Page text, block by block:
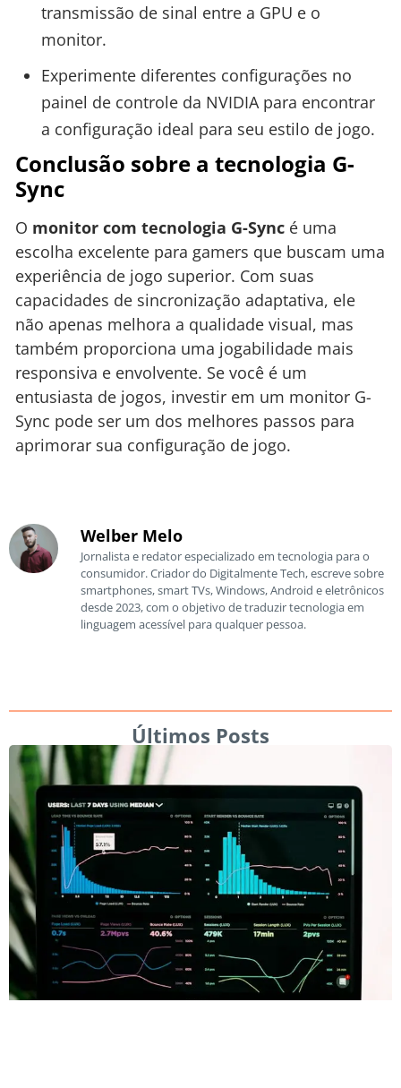
transmissão de sinal entre a GPU e o
monitor.
Experimente diferentes configurações no
painel de controle da NVIDIA para encontrar
a configuração ideal para seu estilo de jogo.
Conclusão sobre a tecnologia G-
Sync
O monitor com tecnologia G-Sync é uma
escolha excelente para gamers que buscam uma
experiência de jogo superior. Com suas
capacidades de sincronização adaptativa, ele
não apenas melhora a qualidade visual, mas
também proporciona uma jogabilidade mais
responsiva e envolvente. Se você é um
entusiasta de jogos, investir em um monitor G-
Sync pode ser um dos melhores passos para
aprimorar sua configuração de jogo.
Welber Melo
Jornalista e redator especializado em tecnologia para o
consumidor. Criador do Digitalmente Tech, escreve sobre
smartphones, smart TVs, Windows, Android e eletrônicos
desde 2023, com o objetivo de traduzir tecnologia em
linguagem acessível para qualquer pessoa.
Últimos Posts